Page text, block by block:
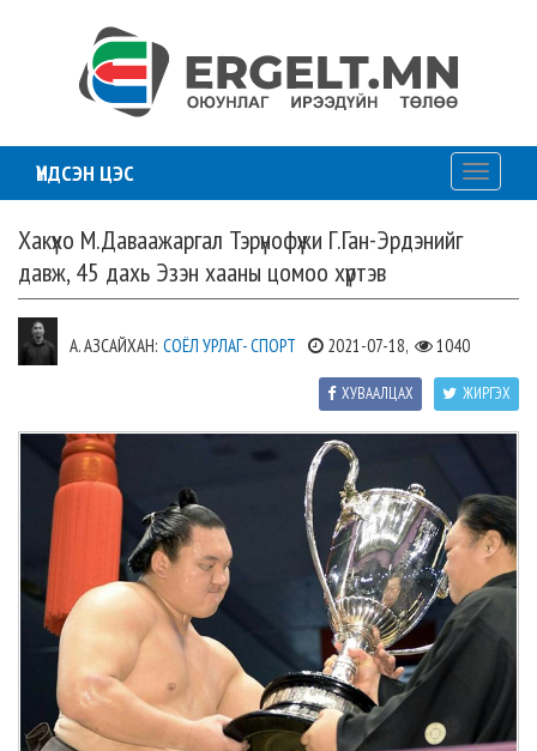
ҮНДСЭН ЦЭС
Toggle
Хакүхо М.Даваажаргал Тэрүнофүжи Г.Ган-Эрдэнийг
давж, 45 дахь Эзэн хааны цомоо хүртэв
А. АЗСАЙХАН: СОЁЛ УРЛАГ- СПОРТ 2021-07-18, 1040
ЖИРГЭХ
ХУВААЛЦАХ